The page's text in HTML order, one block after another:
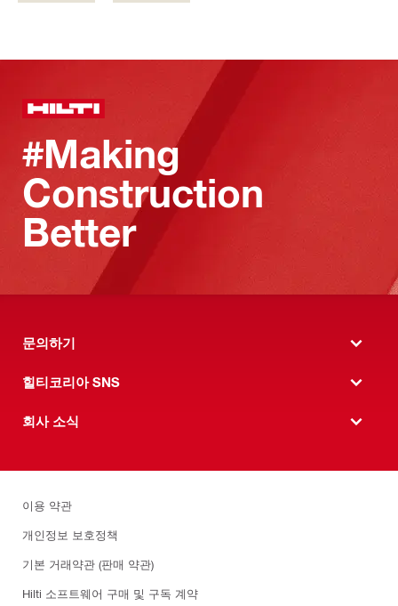
#Making
Construction
Better
문의하기
힐티코리아 SNS
회사 소식
이용 약관
개인정보 보호정책
기본 거래약관 (판매 약관)
Hilti 소프트웨어 구매 및 구독 계약